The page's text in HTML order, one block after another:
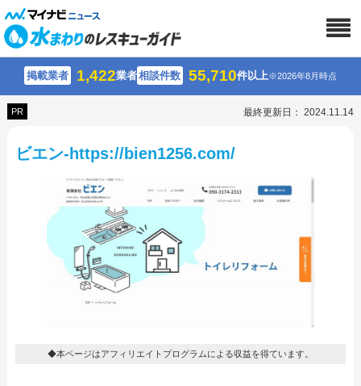
掲載業者 1,422業者相談件数 55,710件以上※2026年8月時点
PR 最終更新日： 2024.11.14
ビエン-https://bien1256.com/
◆本ページはアフィリエイトプログラムによる収益を得ています。